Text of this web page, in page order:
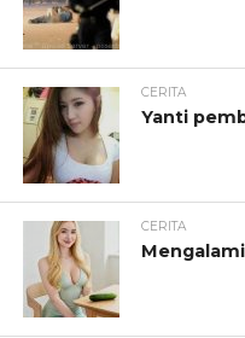
CERITA
Yanti
CERITA